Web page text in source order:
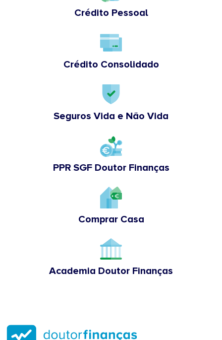
Crédito Pessoal
Crédito Consolidado
Seguros Vida e Não Vida
PPR SGF Doutor Finanças
Comprar Casa
Academia Doutor Finanças